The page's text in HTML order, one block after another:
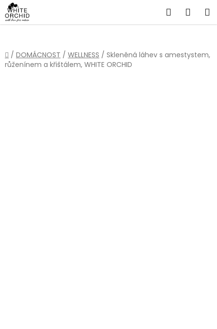
Přejít
na
obsah
Hledat
Domů
/ DOMÁCNOST / WELLNESS / Skleněná láhev s amestystem,
růženínem a křištálem, WHITE ORCHID